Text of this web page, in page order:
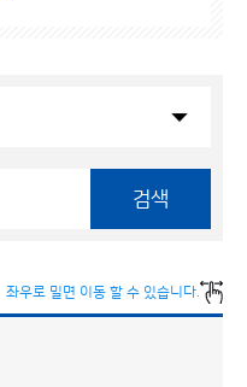
검색
좌우로 밀면 이동 할 수 있습니다.